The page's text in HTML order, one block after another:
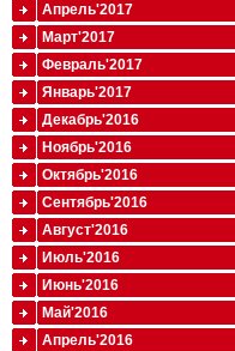
Апрель'2017
Март'2017
Февраль'2017
Январь'2017
Декабрь'2016
Ноябрь'2016
Октябрь'2016
Сентябрь'2016
Август'2016
Июль'2016
Июнь'2016
Май'2016
Апрель'2016